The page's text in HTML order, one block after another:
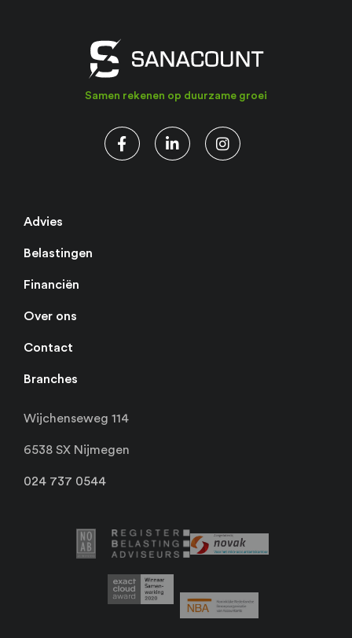
Samen rekenen op duurzame groei
Advies
Belastingen
Financiën
Over ons
Contact
Branches
Wijchenseweg 114
6538 SX Nijmegen
024 737 0544